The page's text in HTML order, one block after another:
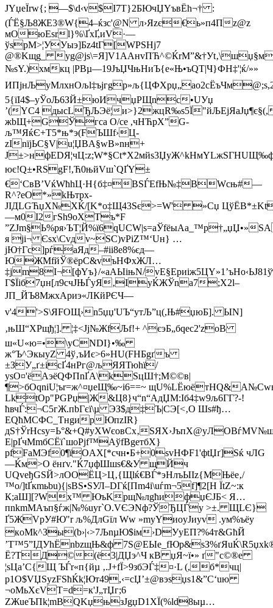
ЈYџeЇrw{; —$\d‹v$І7Т}2БЮчЏYъвЁh¬† :
(ЃЁ§Љ8ЖE3®W{4–ќзc'@N л›Яzє€ь»п4Пz@z
мОюЕѕrl}%\ҐxҐ,иV·—
ўѕрM>¦УУыэ]Бz4tГ[WРSНј7
@®Kщg_
№ѕY.)xмкц |РBµ—19JъЏЧњНиЪ{e«Њ•ъQТ|Ч}ФН‡'¦ќ/»»
И
5{їІ4$–yЎоЉ6ЗЙ±юИчџPЩnc•UУџ
’(YС4 дысLЂЉЭё¦
жbЩ+GЎгca O/се ,чНЋpХ”G­
љ™ЯќЄ+Т5*њ*э(FЪШf›Ц-
zInїјЬC§V|u¦ЏВA§wB»nн+
ює!Q±•RЅgF!,Ћ0њйVш`QҐY±
€‘СвВ’VќWћhЦ·H{б‡¤ВSЃЕfЊ№‡ВWcњ#—
R^?eO*»kЊтpх-
ЈIДLGЋџХ№ХЌ/[K*о‡Щ43Ѕє>=W' »Сџ
—м0І2гSh9oXTъ*F
”ZЈm§Ь%pя›ЪT¦Й%ї6qUСW|s=аЎfёыАа_™p†„џЏ•»
я јi¬ Єѕx\Cvдv~ЅC)vРiZ™‘Uн} …
jЮ†Гc]рѓaЯд–#іi8е8%єд—
ЮЖМfйЎ®ёрС&vъHФхЖЛ…
‡jm8І¬[фYъ}/«aAЫiњN/
Г$Їiб7џн[л9счJЊЃyЯ‚ІyЌЖЎna7;X2l–
JП_ЙЪ8MжхAриэ«ЛКйPЄЧ—
v'4'>Ѕ\ЯFОЩ›n5џџ'UЪ“утЉ”ц(,Њ#џюБ]. ЫN]
‚њШ“ХPщђ¦]. ¦‡<Јj№ЖfЉf!+ ^єэБ„бqеc2'zoВ
ш«U«ю=•\уСNDІ}•‰
ж°Ъ^ЭкыуZ 4ў‚ъИє>6»HU(FHБgґъ
±ЗУ„ґ±іcҐ4нPг@љЯЯТюhї/
уsО¤'ёAэёQФПnҐА\kSцШ†;M©©в|
¶>бОqnіU¦ъr=ж^¤џeЩ‰~і6==~ щU%LЁюётНQ&
LktОp"РGPџ|Ж&Ц8}ч“n“AдЏМ:Iб4‡w9љ6ГГ?-!
ћвчЃ:¬С5гЖ.пbГєї\µ ЭЗ$д‡Ъ|CЭ[<‚О Шs#ђ…
EQћМCФС_TнgиpЮпzІR}
Е|рҐчMmбCЁї`шоРјf™АўfВgeтбX}
рfFaМЭf0¶їOАХ[*счн•Б+0svНФF1'фtЏґ]Ѕќ чЛG
—Ќм>О ёнґv."Ќ7џфШшs€&У щЙч
UQvеђGЅЙ>лOОЁЦ>Ц‚{Щlќ€BЃ*эНлъЫIz{МЊёе‚/
™o/]tҐкmьbu){|ѕBЅ•ЅУЛ–DГќ[Пm4і\uѓm¬5f]¶2[H ЇtZ~:к
К;aШ][?Wх™ ЮъKрщ№лgћифџЄJБ< Я…
пnkmМАъп§ѓж|№%uyr`О.VЄЭNф?ЎЂЦЃy >±. ЩLЄ}
Ґ5­ЖVpУ#Ю"r љ%ДлGїл Ww »mуYиoуJиуv .yм%ъёу
кoMk^Зы(b›|‹>7ЉnµЮ$iм›DУуEП?%4т&GћЙ
’Т™5”ІДУhЁnbzщЊ&ф
Ё?TД©(ё3|ДЏэ^Ч кВ џЯ­~ї•» ґ"c©®е
¦ѕЦа’С{Щ ЪЃr«п{йµ ‚.J+fЇ>9збЭЃ‡¤·L (,б*чц|
р1О$VЏЅyzFЅћЌk¦Ют49,‹=cЏ’±@вэsџѕ1&”С‘uю
¬oМьXєVT=d=к'J„тЏг;6
ZЖueЪПk¦mBQKџњзЈgџD1XЇ(%ld8ыµ…